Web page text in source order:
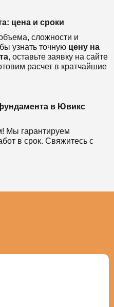
цена и сроки
сложности и
узнать точную цену на
, оставьте заявку на сайте
расчет в кратчайшие
в Ювикс
Мы гарантируем
в срок. Свяжитесь с